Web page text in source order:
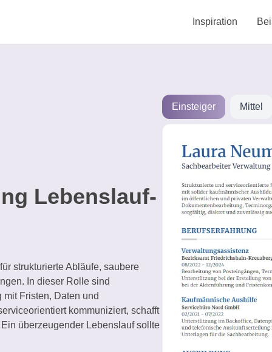
Inspiration
Lebenslauf-
strukturierte Abläufe, saubere
In dieser Rolle sind
Fristen, Daten und
kommuniziert, schafft
überzeugender Lebenslauf sollte
Einsteiger Mittel